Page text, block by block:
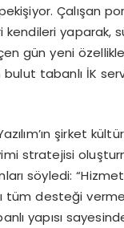
Çalışan
yaparak,
gün yeni
bulut tabanlı İK
şirket
stratejisi
söyledi: “Hizmet
desteği
yapısı